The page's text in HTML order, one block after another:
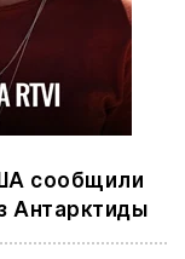
сообщили
Антарктиды